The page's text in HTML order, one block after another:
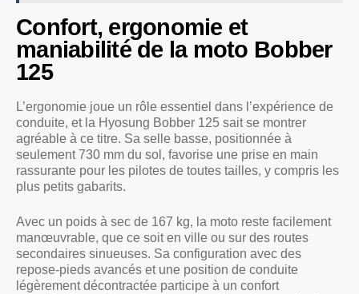
Confort, ergonomie et
maniabilité de la moto Bobber
125
L’ergonomie joue un rôle essentiel dans l’expérience de
conduite, et la Hyosung Bobber 125 sait se montrer
agréable à ce titre. Sa selle basse, positionnée à
seulement 730 mm du sol, favorise une prise en main
rassurante pour les pilotes de toutes tailles, y compris les
plus petits gabarits.
Avec un poids à sec de 167 kg, la moto reste facilement
manœuvrable, que ce soit en ville ou sur des routes
secondaires sinueuses. Sa configuration avec des
repose-pieds avancés et une position de conduite
légèrement décontractée participe à un confort